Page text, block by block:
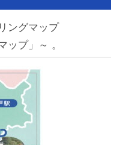
ングマップ
ップ」～ 。